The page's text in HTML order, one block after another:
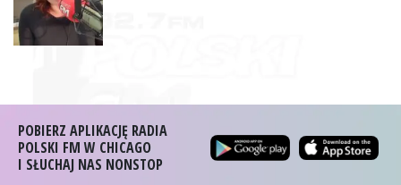
POBIERZ APLIKACJĘ RADIA
POLSKI FM W CHICAGO
I SŁUCHAJ NAS NONSTOP